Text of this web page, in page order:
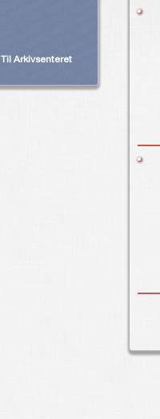
Til Arkivsenteret